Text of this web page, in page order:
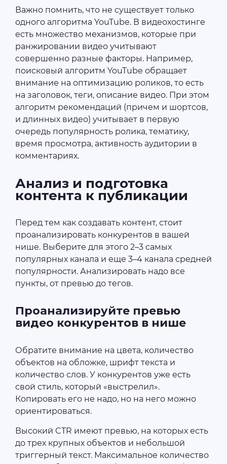
Важно помнить, что не существует только
одного алгоритма YouTube. В видеохостинге
есть множество механизмов, которые при
ранжировании видео учитывают
совершенно разные факторы. Например,
поисковый алгоритм YouTube обращает
внимание на оптимизацию роликов, то есть
на заголовок, теги, описание видео. При этом
алгоритм рекомендаций (причем и шортсов,
и длинных видео) учитывает в первую
очередь популярность ролика, тематику,
время просмотра, активность аудитории в
комментариях.
Анализ и подготовка
контента к публикации
Перед тем как создавать контент, стоит
проанализировать конкурентов в вашей
нише. Выберите для этого 2–3 самых
популярных канала и еще 3–4 канала средней
популярности. Анализировать надо все
пункты, от превью до тегов.
Проанализируйте превью
видео конкурентов в нише
Обратите внимание на цвета, количество
объектов на обложке, шрифт текста и
количество слов. У конкурентов уже есть
свой стиль, который «выстрелил».
Копировать его не надо, но на него можно
ориентироваться.
Высокий CTR имеют превью, на которых есть
до трех крупных объектов и небольшой
триггерный текст. Максимальное количество